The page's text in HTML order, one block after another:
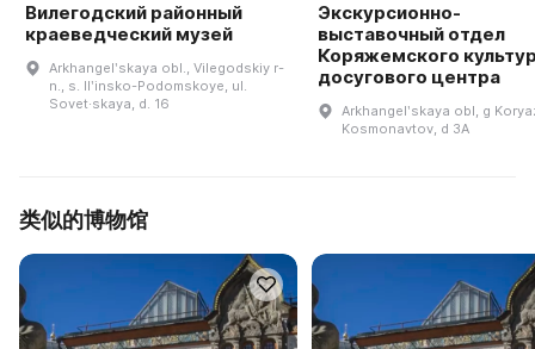
Вилегодский районный
краеведческий музей
Arkhangelʹskaya obl., Vilegodskiy r-
n., s. Ilʹinsko-Podomskoye, ul.
Sovet·skaya, d. 16
Экскурсионно-
выставочный отдел
Коряжемского
досугового центра
Arkhangelʹskaya obl, g
Kosmonavtov, d 3A
类似的博物馆